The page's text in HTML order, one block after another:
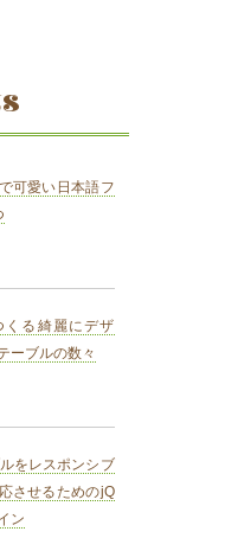
可愛い日本語フ
くる綺麗にデザ
ーブルの数々
ルをレスポンシブ
させるためのjQ
ン